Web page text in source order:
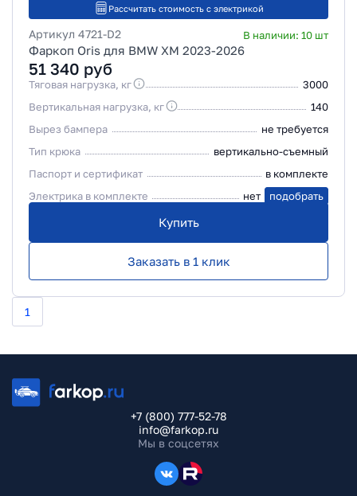
Рассчитать стоимость с электрикой
Артикул 4721-D2 В наличии: 10 шт
Фаркоп Oris для BMW XM 2023-2026
51 340 руб
Тяговая нагрузка, кг
3000
Вертикальная нагрузка, кг
140
Вырез бампера
не требуется
Тип крюка
вертикально-съемный
Паспорт и сертификат
в комплекте
Электрика в комплекте
нет подобрать
Купить
Заказать в 1 клик
1
+7 (800) 777-52-78
info@farkop.ru
Мы в соцсетях